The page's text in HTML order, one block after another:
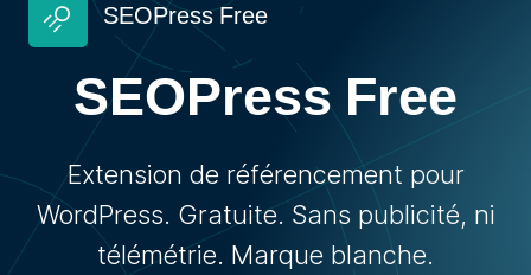
SEOPress Free
SEOPress Free
Extension de référencement pour
WordPress. Gratuite. Sans publicité, ni
télémétrie. Marque blanche.